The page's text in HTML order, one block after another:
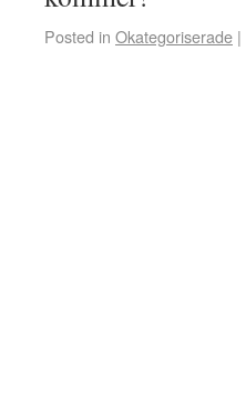
Posted in Okategoriserade |